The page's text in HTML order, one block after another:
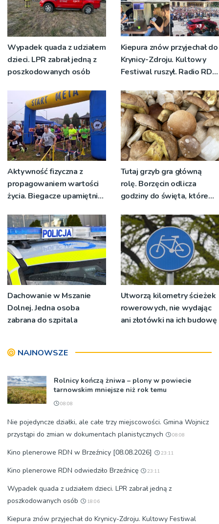
Wypadek quada z udziałem
dzieci. LPR zabrał jedną z
poszkodowanych osób
Kiepura znów przyjechał do
Krynicy-Zdroju. Kultowy
Festiwal ruszył. Radio RDN
żywo [ZDJĘCIA]
Aktywność fizyczna z
propagowaniem wartości
życia. Biegacze upamiętnili
Tutaj grzyb gra główną
rolę. Borzęcin odlicza
godziny do święta, które
pokoleń
Dachowanie w Mszanie
Dolnej. Jedna osoba
zabrana do szpitala
Utworzą kilometry ścieżek
rowerowych, nie wydając
ani złotówki na ich budowę
NAJNOWSZE
Rolnicy kończą żniwa – plony w powiecie
tarnowskim mniejsze niż rok temu
08:08
Nie pojedyncze działki, ale całe trzy miejscowości. Gmina Wojnicz
przystąpi do zmian w dokumentach planistycznych
08:08
Kino plenerowe RDN w Brzeźnicy [08.08.2026] 23:11
Kino plenerowe RDN odwiedziło Brzeźnicę 23:11
Wypadek quada z udziałem dzieci. LPR zabrał jedną z
poszkodowanych osób
18:06
Kiepura znów przyjechał do Krynicy-Zdroju. Kultowy Festiwal